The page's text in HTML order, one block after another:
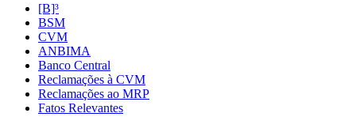
[B]³
BSM
CVM
ANBIMA
Banco Central
Reclamações à CVM
Reclamações ao MRP
Fatos Relevantes